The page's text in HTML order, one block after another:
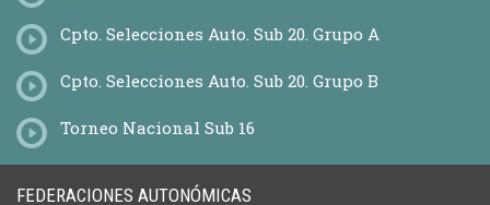
Cpto. Selecciones Auto. Sub 20. Grupo A
Cpto. Selecciones Auto. Sub 20. Grupo B
Torneo Nacional Sub 16
FEDERACIONES AUTONÓMICAS